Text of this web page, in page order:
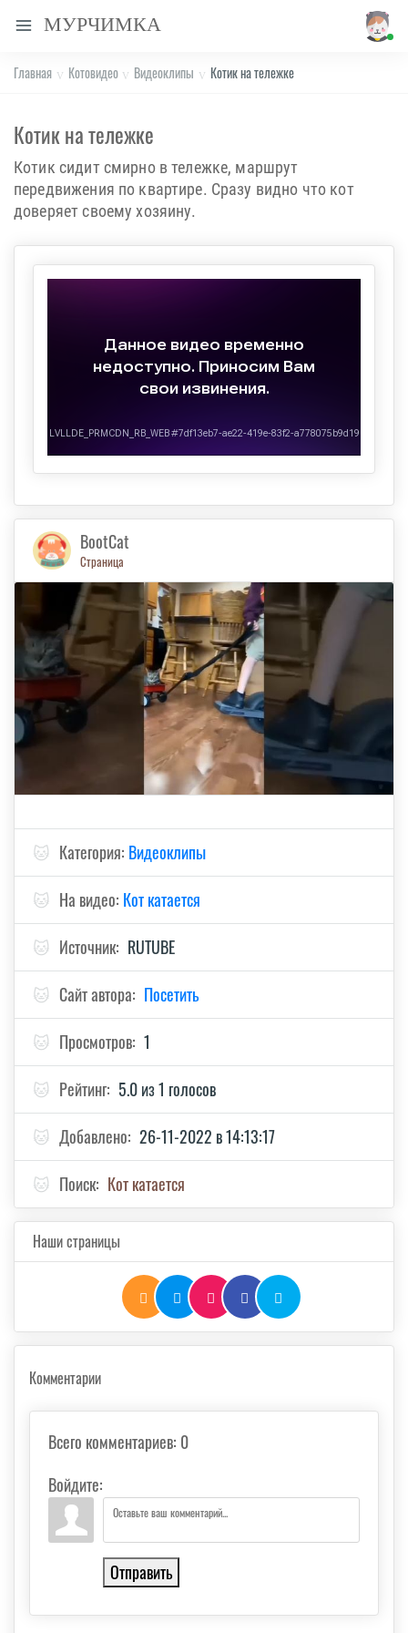
МУРЧИМКА
Главная Котовидео Видеоклипы Котик на тележке
Котик на тележке
Котик сидит смирно в тележке, маршрут
передвижения по квартире. Сразу видно что кот
доверяет своему хозяину.
BootCat
Страница
🐱 Категория: Видеоклипы
🐱 На видео: Кот катается
🐱 Источник: RUTUBE
🐱 Сайт автора: Посетить
🐱 Просмотров: 1
🐱 Рейтинг: 5.0 из 1 голосов
🐱 Добавлено: 26-11-2022 в 14:13:17
🐱 Поиск: Кот катается
Наши страницы
Комментарии
Всего комментариев: 0
Войдите:
Отправить